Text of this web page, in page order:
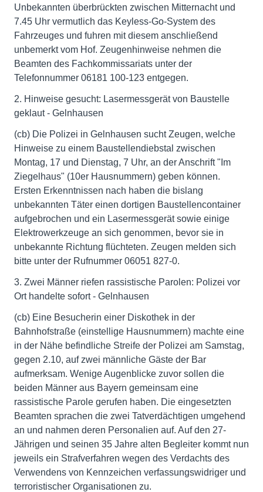
Unbekannten überbrückten zwischen Mitternacht und
7.45 Uhr vermutlich das Keyless-Go-System des
Fahrzeuges und fuhren mit diesem anschließend
unbemerkt vom Hof. Zeugenhinweise nehmen die
Beamten des Fachkommissariats unter der
Telefonnummer 06181 100-123 entgegen.
2. Hinweise gesucht: Lasermessgerät von Baustelle
geklaut - Gelnhausen
(cb) Die Polizei in Gelnhausen sucht Zeugen, welche
Hinweise zu einem Baustellendiebstal zwischen
Montag, 17 und Dienstag, 7 Uhr, an der Anschrift "Im
Ziegelhaus" (10er Hausnummern) geben können.
Ersten Erkenntnissen nach haben die bislang
unbekannten Täter einen dortigen Baustellencontainer
aufgebrochen und ein Lasermessgerät sowie einige
Elektrowerkzeuge an sich genommen, bevor sie in
unbekannte Richtung flüchteten. Zeugen melden sich
bitte unter der Rufnummer 06051 827-0.
3. Zwei Männer riefen rassistische Parolen: Polizei vor
Ort handelte sofort - Gelnhausen
(cb) Eine Besucherin einer Diskothek in der
Bahnhofstraße (einstellige Hausnummern) machte eine
in der Nähe befindliche Streife der Polizei am Samstag,
gegen 2.10, auf zwei männliche Gäste der Bar
aufmerksam. Wenige Augenblicke zuvor sollen die
beiden Männer aus Bayern gemeinsam eine
rassistische Parole gerufen haben. Die eingesetzten
Beamten sprachen die zwei Tatverdächtigen umgehend
an und nahmen deren Personalien auf. Auf den 27-
Jährigen und seinen 35 Jahre alten Begleiter kommt nun
jeweils ein Strafverfahren wegen des Verdachts des
Verwendens von Kennzeichen verfassungswidriger und
terroristischer Organisationen zu.